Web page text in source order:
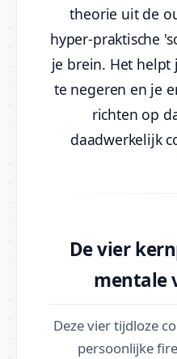
theorie uit de
hyper-praktische
je brein. Het helpt
te negeren en je
richten op
daadwerkelijk
De vier
mentale
Deze vier tijdloze
persoonlijke